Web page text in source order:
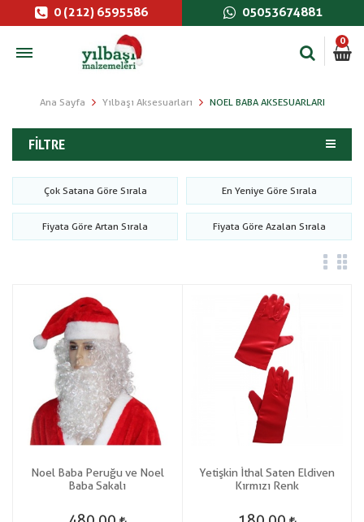
0 (212) 6595586 05053674881
0
Ana Sayfa Yılbaşı Aksesuarları NOEL BABA AKSESUARLARI
FILTRE
Çok Satana Göre Sırala En Yeniye Göre Sırala
Fiyata Göre Artan Sırala Fiyata Göre Azalan Sırala
Noel Baba Peruğu ve Noel
Baba Sakalı
Yetişkin İthal Saten Eldiven
Kırmızı Renk